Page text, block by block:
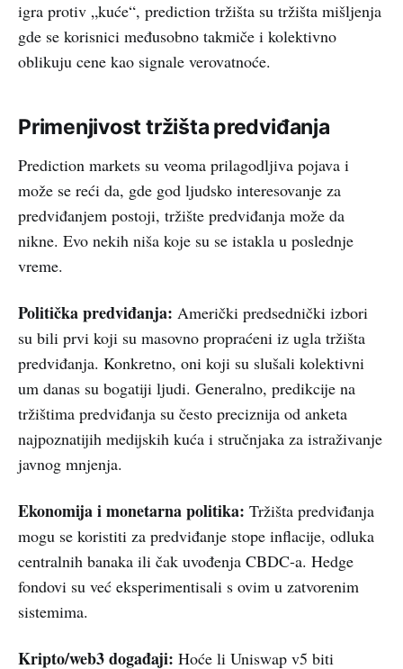
igra protiv „kuće“, prediction tržišta su tržišta mišljenja
gde se korisnici međusobno takmiče i kolektivno
oblikuju cene kao signale verovatnoće.
Primenjivost tržišta predviđanja
Prediction markets su veoma prilagodljiva pojava i
može se reći da, gde god ljudsko interesovanje za
predviđanjem postoji, tržište predviđanja može da
nikne. Evo nekih niša koje su se istakla u poslednje
vreme.
Politička predviđanja: Američki predsednički izbori
su bili prvi koji su masovno propraćeni iz ugla tržišta
predviđanja. Konkretno, oni koji su slušali kolektivni
um danas su bogatiji ljudi. Generalno, predikcije na
tržištima predviđanja su često preciznija od anketa
najpoznatijih medijskih kuća i stručnjaka za istraživanje
javnog mnjenja.
Ekonomija i monetarna politika: Tržišta predviđanja
mogu se koristiti za predviđanje stope inflacije, odluka
centralnih banaka ili čak uvođenja CBDC-a. Hedge
fondovi su već eksperimentisali s ovim u zatvorenim
sistemima.
Kripto/web3 događaji: Hoće li Uniswap v5 biti